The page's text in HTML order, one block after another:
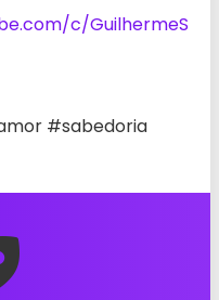
c/GuilhermeS
#sabedoria